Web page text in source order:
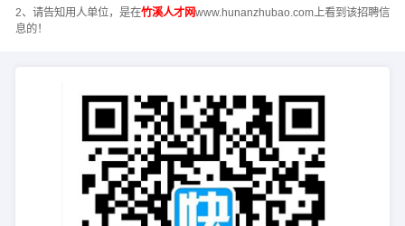
2、请告知用人单位，是在竹溪人才网www.hunanzhubao.com上看到该招聘信
息的！